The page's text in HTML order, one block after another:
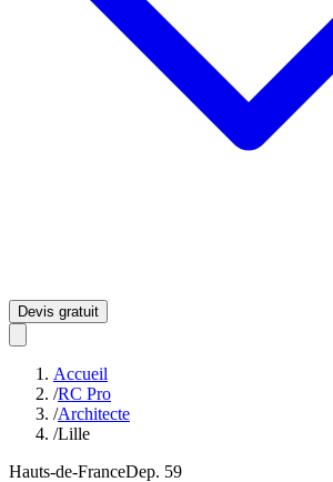
Devis gratuit
Accueil
/RC Pro
/Architecte
/Lille
Hauts-de-FranceDep. 59